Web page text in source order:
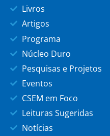
Livros
Artigos
Programa
Núcleo Duro
Pesquisas e Projetos
Eventos
CSEM em Foco
Leituras Sugeridas
Notícias